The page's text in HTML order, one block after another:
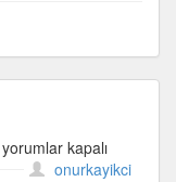
Onlarca
yorumlar kapalı
onurkayikci